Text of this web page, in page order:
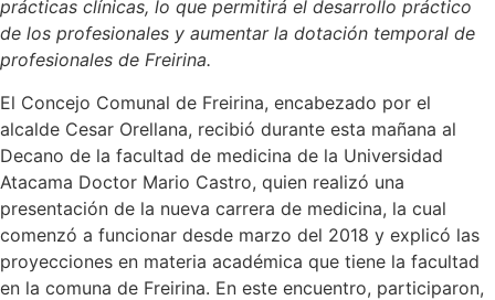
prácticas clínicas, lo que permitirá el desarrollo práctico
de los profesionales y aumentar la dotación temporal de
profesionales de Freirina.
El Concejo Comunal de Freirina, encabezado por el
alcalde Cesar Orellana, recibió durante esta mañana al
Decano de la facultad de medicina de la Universidad
Atacama Doctor Mario Castro, quien realizó una
presentación de la nueva carrera de medicina, la cual
comenzó a funcionar desde marzo del 2018 y explicó las
proyecciones en materia académica que tiene la facultad
en la comuna de Freirina. En este encuentro, participaron,